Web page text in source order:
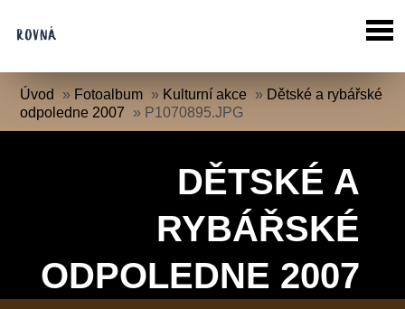
Úvod » Fotoalbum » Kulturní akce » Dětské a rybářské
odpoledne 2007
» P1070895.JPG
DĚTSKÉ A
RYBÁŘSKÉ
ODPOLEDNE 2007